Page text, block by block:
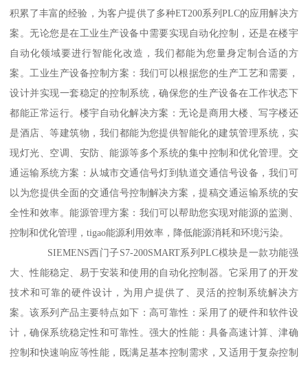
积累了丰富的经验，为客户提供了多种ET200系列PLC的应用解决方
案。无论您是在工业生产设备中需要实现自动化控制，还是在楼宇
自动化领域要进行智能化改造，我们都能为您量身定制合适的方
案。工业生产设备控制方案：我们可以根据您的生产工艺和需要，
设计并实现一套稳定的控制系统，确保您的生产设备在工作状态下
都能正常运行。楼宇自动化解决方案：无论是商用大楼、写字楼还
是酒店、等建筑物，我们都能为您提供智能化的建筑管理系统，实
现灯光、空调、安防、能源等多个系统的集中控制和优化管理。交
通运输系统方案：从城市交通信号灯到轨道交通信号设备，我们可
以为您提供全面的交通信号控制解决方案，提稿交通运输系统的安
全性和效率。能源管理方案：我们可以帮助您实现对能源的监测、
控制和优化管理，tigao能源利用效率，降低能源消耗和环境污染。
SIEMENS西门子S7-200SMART系列PLC模块是一款功能强
大、性能稳定、易于安装和使用的自动化控制器。它采用了的开发
技术和可靠的硬件设计，为用户提供了、灵活的控制系统解决方
案。该系列产品主要特点如下：高可靠性：采用了的硬件和软件设
计，确保系统稳定性和可靠性。强大的性能：具备高速计算、津确
控制和快速响应等性能，既满足基本控制需求，又适用于复杂控制